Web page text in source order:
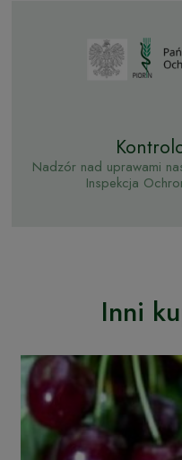
Nadzór nad uprawami
Inspekcja
Inni